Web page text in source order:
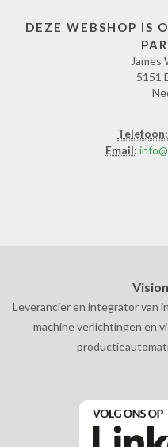
DEZE WEBSHOP IS
James
5151
Telefoon:
Email:
Leverancier en integrator van
machine verlichtingen en